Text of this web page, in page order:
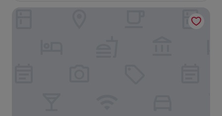
anmeldelser)